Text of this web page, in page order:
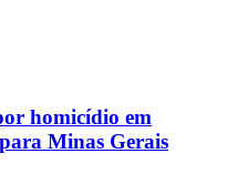
homicídio em
Minas Gerais